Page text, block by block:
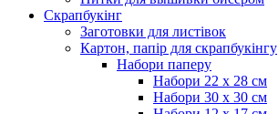
Скрапбукінг
Заготовки для листівок
Картон, папір для скрапбукінгу
Набори паперу
Набори 22 х 28 см
Набори 30 х 30 см